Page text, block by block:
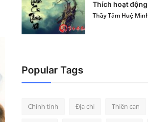
Thích hoạt
Thầy Tâm Huệ
Popular Tags
Chính tinh Địa chi Thiên can